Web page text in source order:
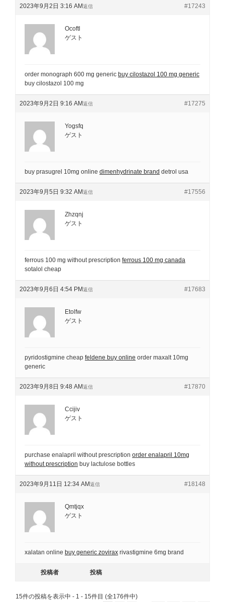
2023年9月2日 3:16 AM #17243
返信
Ocoftl
ゲスト
order monograph 600 mg generic buy cilostazol 100 mg generic
buy cilostazol 100 mg
2023年9月2日 9:16 AM #17275
返信
Yogsfq
ゲスト
buy prasugrel 10mg online dimenhydrinate brand detrol usa
2023年9月5日 9:32 AM #17556
返信
Zhzqnj
ゲスト
ferrous 100 mg without prescription ferrous 100 mg canada
sotalol cheap
2023年9月6日 4:54 PM #17683
返信
Etolfw
ゲスト
pyridostigmine cheap feldene buy online order maxalt 10mg
generic
2023年9月8日 9:48 AM #17870
返信
Ccijiv
ゲスト
purchase enalapril without prescription order enalapril 10mg
without prescription buy lactulose bottles
2023年9月11日 12:34 AM #18148
返信
Qmtjqx
ゲスト
xalatan online buy generic zovirax rivastigmine 6mg brand
投稿者 投稿
15件の投稿を表示中 - 1 - 15件目 (全176件中)